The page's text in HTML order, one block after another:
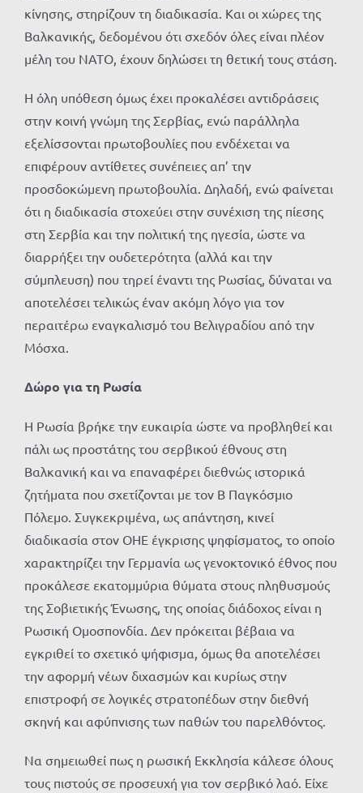
κίνησης, στηρίζουν τη διαδικασία. Και οι χώρες της
Βαλκανικής, δεδομένου ότι σχεδόν όλες είναι πλέον
μέλη του ΝΑΤΟ, έχουν δηλώσει τη θετική τους στάση.
Η όλη υπόθεση όμως έχει προκαλέσει αντιδράσεις
στην κοινή γνώμη της Σερβίας, ενώ παράλληλα
εξελίσσονται πρωτοβουλίες που ενδέχεται να
επιφέρουν αντίθετες συνέπειες απ’ την
προσδοκώμενη πρωτοβουλία. Δηλαδή, ενώ φαίνεται
ότι η διαδικασία στοχεύει στην συνέχιση της πίεσης
στη Σερβία και την πολιτική της ηγεσία, ώστε να
διαρρήξει την ουδετερότητα (αλλά και την
σύμπλευση) που τηρεί έναντι της Ρωσίας, δύναται να
αποτελέσει τελικώς έναν ακόμη λόγο για τον
περαιτέρω εναγκαλισμό του Βελιγραδίου από την
Μόσχα.
Δώρο για τη Ρωσία
Η Ρωσία βρήκε την ευκαιρία ώστε να προβληθεί και
πάλι ως προστάτης του σερβικού έθνους στη
Βαλκανική και να επαναφέρει διεθνώς ιστορικά
ζητήματα που σχετίζονται με τον Β Παγκόσμιο
Πόλεμο. Συγκεκριμένα, ως απάντηση, κινεί
διαδικασία στον ΟΗΕ έγκρισης ψηφίσματος, το οποίο
χαρακτηρίζει την Γερμανία ως γενοκτονικό έθνος που
προκάλεσε εκατομμύρια θύματα στους πληθυσμούς
της Σοβιετικής Ένωσης, της οποίας διάδοχος είναι η
Ρωσική Ομοσπονδία. Δεν πρόκειται βέβαια να
εγκριθεί το σχετικό ψήφισμα, όμως θα αποτελέσει
την αφορμή νέων διχασμών και κυρίως στην
επιστροφή σε λογικές στρατοπέδων στην διεθνή
σκηνή και αφύπνισης των παθών του παρελθόντος.
Να σημειωθεί πως η ρωσική Εκκλησία κάλεσε όλους
τους πιστούς σε προσευχή για τον σερβικό λαό. Είχε